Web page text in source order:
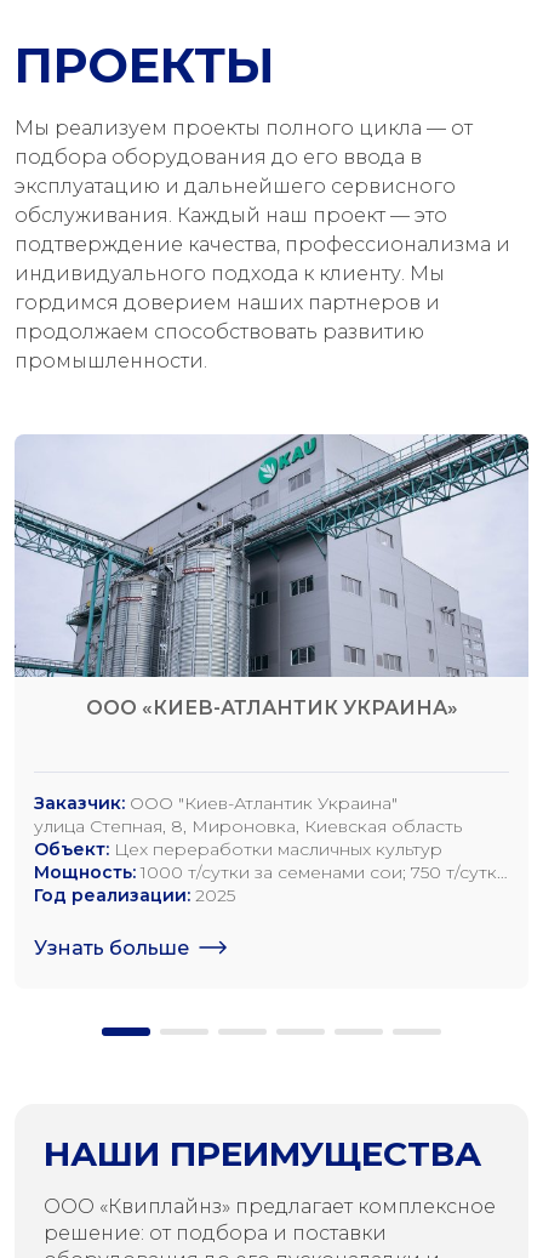
ПРОЕКТЫ
Мы реализуем проекты полного цикла — от
подбора оборудования до его ввода в
эксплуатацию и дальнейшего сервисного
обслуживания. Каждый наш проект — это
подтверждение качества, профессионализма и
индивидуального подхода к клиенту. Мы
гордимся доверием наших партнеров и
продолжаем способствовать развитию
промышленности.
ООО «КИЕВ-АТЛАНТИК УКРАИНА»
Заказчик: ООО "Киев-Атлантик Украина"
улица Степная, 8, Мироновка, Киевская область
Объект: Цех переработки масличных культур
Мощность: 1000 т/сутки за семенами сои; 750 т/сутки
за семенами рапса; 1200 т/сутки по семенам
Год реализации: 2025
Узнать больше
НАШИ ПРЕИМУЩЕСТВА
ООО «Квиплайнз» предлагает комплексное
решение: от подбора и поставки